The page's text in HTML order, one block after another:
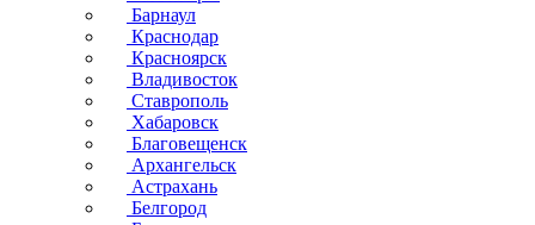
Барнаул
Краснодар
Красноярск
Владивосток
Ставрополь
Хабаровск
Благовещенск
Архангельск
Астрахань
Белгород